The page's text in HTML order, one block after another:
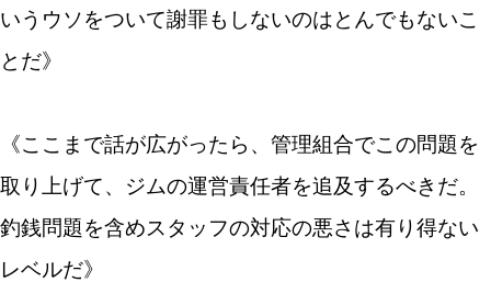
いうウソをついて謝罪もしないのはとんでもないこ
とだ》
《ここまで話が広がったら、管理組合でこの問題を
取り上げて、ジムの運営責任者を追及するべきだ。
釣銭問題を含めスタッフの対応の悪さは有り得ない
レベルだ》